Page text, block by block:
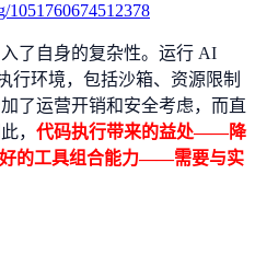
1051760674512378
了自身的复杂性。运行 AI
行环境，包括沙箱、资源限制
了运营开销和安全考虑，而直
， 代码执行带来的益处——降
的工具组合能力——需要与实